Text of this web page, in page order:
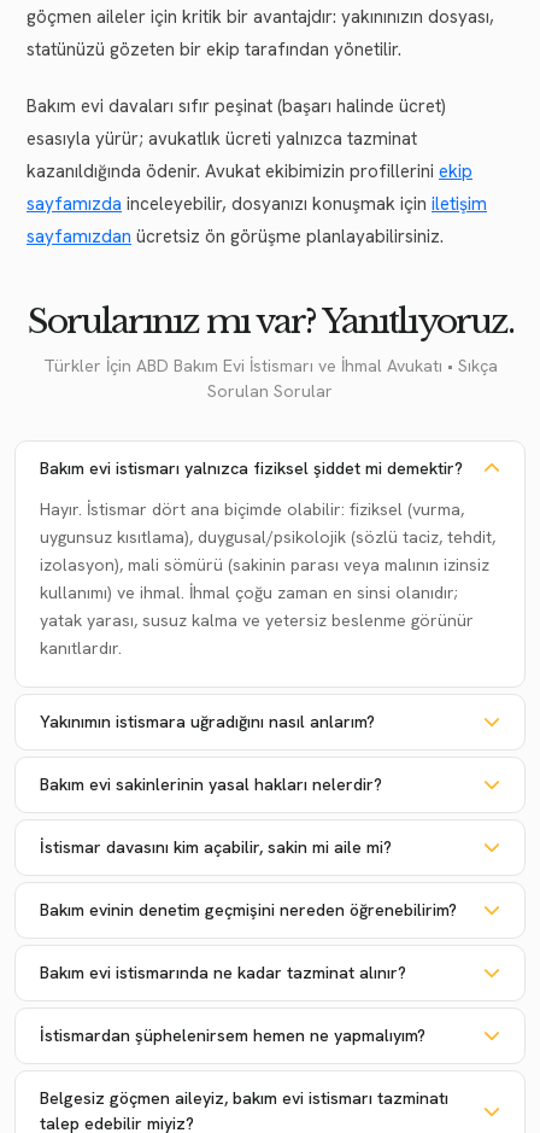
göçmen aileler için kritik bir avantajdır: yakınınızın dosyası,
statünüzü gözeten bir ekip tarafından yönetilir.
Bakım evi davaları sıfır peşinat (başarı halinde ücret)
esasıyla yürür; avukatlık ücreti yalnızca tazminat
kazanıldığında ödenir. Avukat ekibimizin profillerini ekip
sayfamızda inceleyebilir, dosyanızı konuşmak için iletişim
sayfamızdan ücretsiz ön görüşme planlayabilirsiniz.
Sorularınız mı var? Yanıtlıyoruz.
Türkler İçin ABD Bakım Evi İstismarı ve İhmal Avukatı • Sıkça
Sorulan Sorular
Bakım evi istismarı yalnızca fiziksel şiddet mi demektir?
Hayır. İstismar dört ana biçimde olabilir: fiziksel (vurma,
uygunsuz kısıtlama), duygusal/psikolojik (sözlü taciz, tehdit,
izolasyon), mali sömürü (sakinin parası veya malının izinsiz
kullanımı) ve ihmal. İhmal çoğu zaman en sinsi olanıdır;
yatak yarası, susuz kalma ve yetersiz beslenme görünür
kanıtlardır.
Yakınımın istismara uğradığını nasıl anlarım?
Bakım evi sakinlerinin yasal hakları nelerdir?
İstismar davasını kim açabilir, sakin mi aile mi?
Bakım evinin denetim geçmişini nereden öğrenebilirim?
Bakım evi istismarında ne kadar tazminat alınır?
İstismardan şüphelenirsem hemen ne yapmalıyım?
Belgesiz göçmen aileyiz, bakım evi istismarı tazminatı
talep edebilir miyiz?